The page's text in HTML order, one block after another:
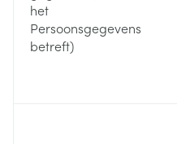
het
Persoonsgegevens
betreft)